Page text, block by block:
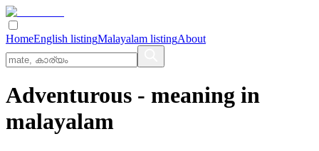
HomeEnglish listingMalayalam listingAbout
Adventurous - meaning in
malayalam